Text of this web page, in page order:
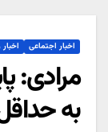
اخبار اجتماعی اخبار
مرادی:
به